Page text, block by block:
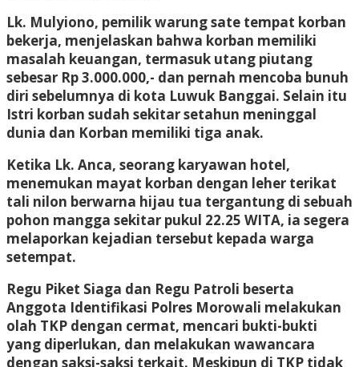
Lk. Mulyiono, pemilik warung sate tempat korban
bekerja, menjelaskan bahwa korban memiliki
masalah keuangan, termasuk utang piutang
sebesar Rp 3.000.000,- dan pernah mencoba bunuh
diri sebelumnya di kota Luwuk Banggai. Selain itu
Istri korban sudah sekitar setahun meninggal
dunia dan Korban memiliki tiga anak.
Ketika Lk. Anca, seorang karyawan hotel,
menemukan mayat korban dengan leher terikat
tali nilon berwarna hijau tua tergantung di sebuah
pohon mangga sekitar pukul 22.25 WITA, ia segera
melaporkan kejadian tersebut kepada warga
setempat.
Regu Piket Siaga dan Regu Patroli beserta
Anggota Identifikasi Polres Morowali melakukan
olah TKP dengan cermat, mencari bukti-bukti
yang diperlukan, dan melakukan wawancara
dengan saksi-saksi terkait. Meskipun di TKP tidak